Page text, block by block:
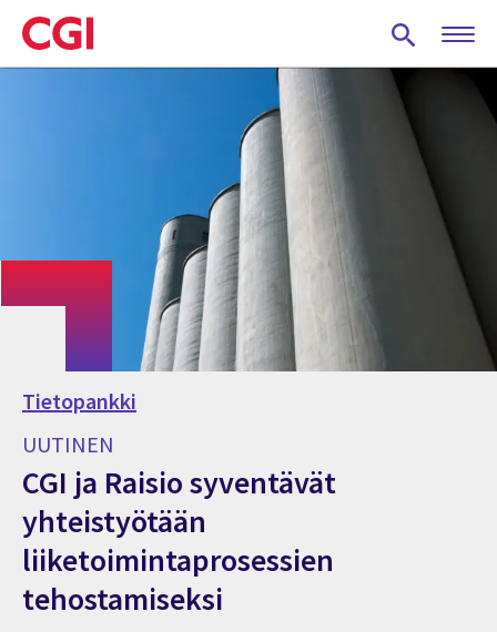
Skip
to
main
Tietopankki
UUTINEN
CGI ja Raisio syventävät
yhteistyötään
liiketoimintaprosessien
tehostamiseksi